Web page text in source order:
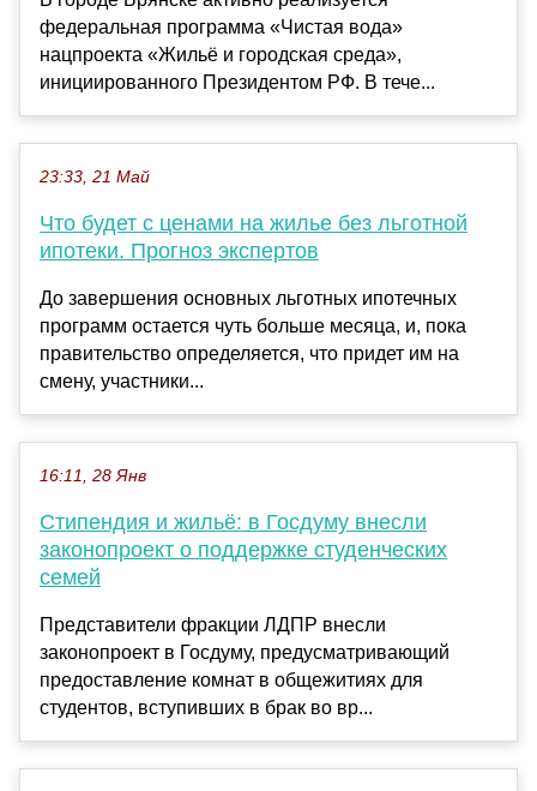
федеральная программа «Чистая вода»
нацпроекта «Жильё и городская среда»,
инициированного Президентом РФ. В тече...
23:33, 21 Май
Что будет с ценами на жилье без льготной
ипотеки. Прогноз экспертов
До завершения основных льготных ипотечных
программ остается чуть больше месяца, и, пока
правительство определяется, что придет им на
смену, участники...
16:11, 28 Янв
Стипендия и жильё: в Госдуму внесли
законопроект о поддержке студенческих
семей
Представители фракции ЛДПР внесли
законопроект в Госдуму, предусматривающий
предоставление комнат в общежитиях для
студентов, вступивших в брак во вр...